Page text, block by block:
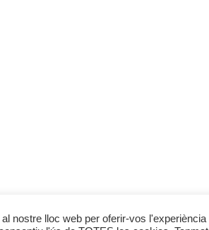
nostre lloc web per oferir-vos